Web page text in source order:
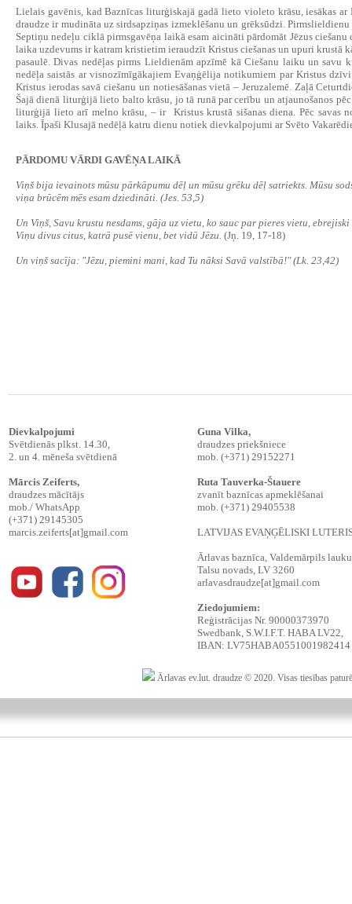
‍Lielais gavēnis, kad Baznīcas liturģiskajā gadā lieto violeto krāsu, iesākas
draudze ir mudināta uz sirdsapziņas izmeklēšanu un grēksūdzi.
Septiņu nedeļu ciklā pirmsgavēņa laikā esam aicināti pārdomāt Jēzus
laika uzdevums ir katram kristietim ieraudzīt Kristus ciešanas un upuri krustā
pasaulē. Divas nedēļas pirms Lieldienām apzīmē kā Ciešanu laiku un savu
nedēļa saistās ar visnozīmīgākajiem Evaņģēlija notikumiem par Kristus
Kristus ierodas savā ciešanu un notiesāšanas vietā – Jeruzalemē. Zaļā
Šajā dienā liturģijā lieto balto krāsu, jo tā runā par cerību un atjaunošanos
liturģijā lieto arī melno krāsu, – ir Kristus krustā sišanas diena. Pēc savas
laiks. Īpaši Klusajā nedēļā katru dienu notiek dievkalpojumi ar Svēto
PĀRDOMU VĀRDI GAVĒŅA LAIKĀ
Viņš bija ievainots mūsu pārkāpumu dēļ un mūsu grēku dēļ satriekts. Mūsu
viņa brūcēm mēs esam dziedināti. (Jes. 53,5)
Un Viņš, Savu krustu nesdams, gāja uz vietu, ko sauc par pieres vietu,
Viņu divus citus, katrā pusē vienu, bet vidū Jēzu. (Jņ. 19, 17-18)
Un viņš sacīja: "Jēzu, piemini mani, kad Tu nāksi Savā valstībā!" (Lk. 23,42)
Dievkalpojumi
Svētdienās plkst. 14.30,
2. un 4. mēneša svētdienā
Mārcis Zeiferts,
draudzes mācītājs
mob./ WhatsApp
(+371) 29145305
marcis.zeiferts[at]gmail.com
Guna Vilka,
draudzes priekšniece
mob. (+371) 29152271
Ruta Tauverka-Štauere
zvanīt baznīcas apmeklēšanai
mob. (+371) 29405538
LATVIJAS EVAŅĢĒLISKI
Ārlavas baznīca, Valdemārpils
Talsu novads, LV 3260
arlavasdraudze[at]gmail.com
Ziedojumiem:
Reģistrācijas Nr. 90000373970
Swedbank, S.W.I.F.T. HABA LV22,
IBAN: LV75HABA0551001982414
Ārlavas ev.lut. draudze © 2020. Visas tiesības